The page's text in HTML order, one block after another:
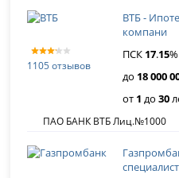
1105 отзывов
ВТБ -
компани
ПСК 17.15
до 18 000
от 1 до30
ПАО БАНК ВТБ Лиц.№1000